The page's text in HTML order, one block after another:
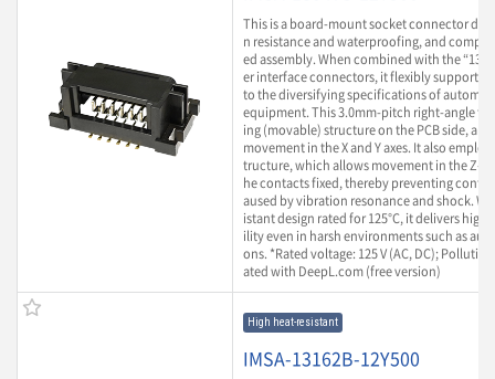
This is a board-mount socket connector
n resistance and waterproofing, and
ed assembly. When combined with the
er interface connectors, it flexibly supports
to the diversifying specifications of
equipment. This 3.0mm-pitch right-angle
ing (movable) structure on the PCB side,
movement in the X and Y axes. It also
tructure, which allows movement in the Z-
he contacts fixed, thereby preventing
aused by vibration resonance and shock.
istant design rated for 125°C, it delivers
ility even in harsh environments such as
ons. *Rated voltage: 125 V (AC, DC);
ated with DeepL.com (free version)
High heat-resistant
IMSA-13162B-12Y500